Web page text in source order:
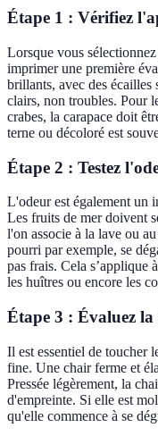
Étape 1 : Vérifiez
Lorsque vous
imprimer une première
brillants, avec des
clairs, non troubles. Pour
crabes, la carapace doit
terne ou décoloré est
Étape 2 : Testez
L'odeur est également un
Les fruits de mer doivent
l'on associe à la lave ou
pourri par exemple, se
pas frais. Cela s’applique
les huîtres ou encore les
Étape 3 : Évaluez
Il est essentiel de toucher
fine. Une chair ferme et
Pressée légèrement, la
d'empreinte. Si elle est
qu'elle commence à se